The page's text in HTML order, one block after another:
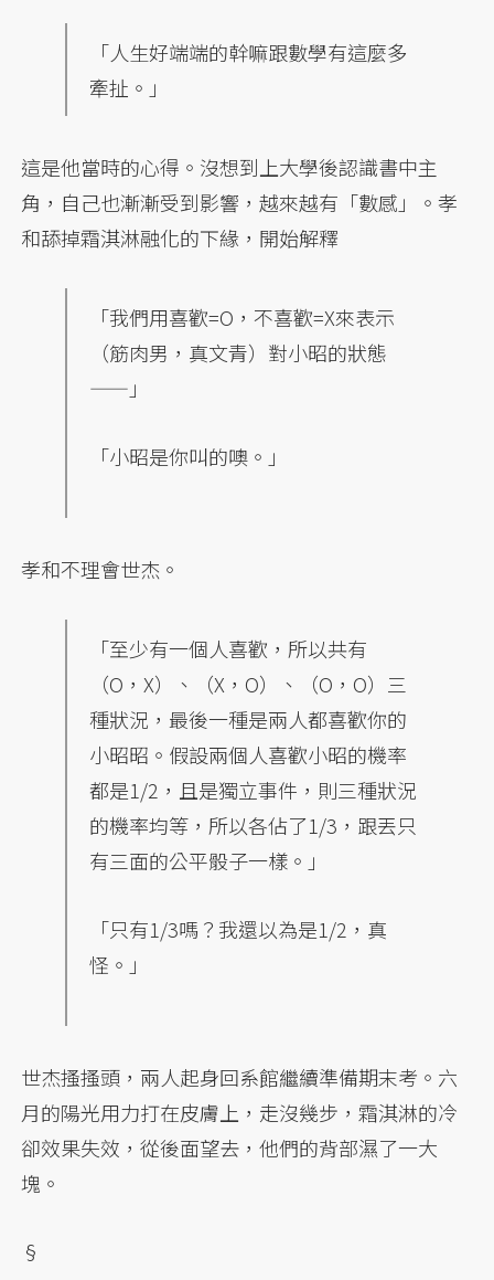
「人生好端端的幹嘛跟數學有這麼多
牽扯。」
這是他當時的心得。沒想到上大學後認識書中主
角，自己也漸漸受到影響，越來越有「數感」。孝
和舔掉霜淇淋融化的下緣，開始解釋
「我們用喜歡=O，不喜歡=X來表示
（筋肉男，真文青）對小昭的狀態
——」
「小昭是你叫的噢。」
孝和不理會世杰。
「至少有一個人喜歡，所以共有
（O，X）、（X，O）、（O，O）三
種狀況，最後一種是兩人都喜歡你的
小昭昭。假設兩個人喜歡小昭的機率
都是1/2，且是獨立事件，則三種狀況
的機率均等，所以各佔了1/3，跟丟只
有三面的公平骰子一樣。」
「只有1/3嗎？我還以為是1/2，真
怪。」
世杰搔搔頭，兩人起身回系館繼續準備期末考。六
月的陽光用力打在皮膚上，走沒幾步，霜淇淋的冷
卻效果失效，從後面望去，他們的背部濕了一大
塊。
§